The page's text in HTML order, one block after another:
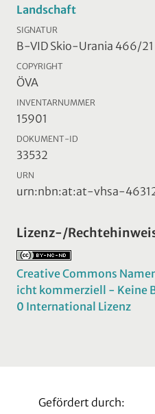
Landschaft
SIGNATUR
B-VID Skio-Urania 466/21
COPYRIGHT
ÖVA
INVENTARNUMMER
15901
DOKUMENT-ID
33532
URN
urn:nbn:at:at-vhsa-
Lizenz-/
Creative Commons
icht kommerziell - Keine
0 International Lizenz
Gefördert durch: